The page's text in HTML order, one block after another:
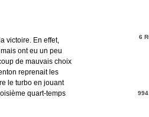
victoire. En effet,
ont eu un peu
de mauvais choix
reprenait les
le turbo en jouant
quart-temps
6